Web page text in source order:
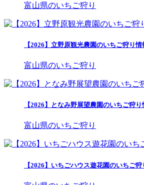
富山県のいちご狩り
【2026】立野原観光農園のいちご狩り情
富山県のいちご狩り
【2026】となみ野展望農園のいちご狩り
富山県のいちご狩り
【2026】いちごハウス遊花園のいちご狩